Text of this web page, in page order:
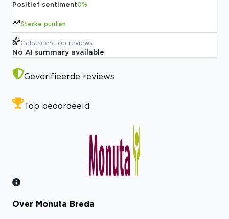
Positief sentiment0%
Sterke punten
Gebaseerd op reviews
No AI summary available
Geverifieerde reviews
Top beoordeeld
Bekijk certificaat
Over Monuta Breda